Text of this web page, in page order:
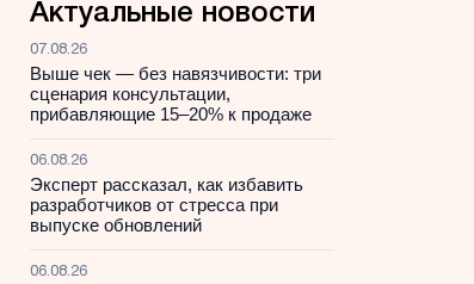
Актуальные новости
07.08.26
Выше чек — без навязчивости: три
сценария консультации,
прибавляющие 15–20% к продаже
06.08.26
Эксперт рассказал, как избавить
разработчиков от стресса при
выпуске обновлений
06.08.26